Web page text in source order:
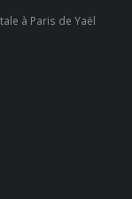
à Paris de Yaël